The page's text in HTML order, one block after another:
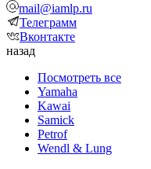
mail@iamlp.ru
Телеграмм
Вконтакте
назад
Посмотреть все
Yamaha
Kawai
Samick
Petrof
Wendl & Lung